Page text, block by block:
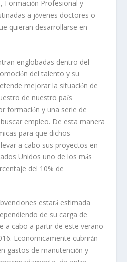
Formación Profesional y
a jóvenes doctores o
quieran desarrollarse en
englobadas dentro del
ón del talento y su
mejorar la situación de
de nuestro país
formación y una serie de
empleo. De esta manera
para que dichos
a cabo sus proyectos en
Unidos uno de los más
del 10% de
estará estimada
de su carga de
a cabo a partir de este verano
Economicamente cubrirán
gastos de manutención y